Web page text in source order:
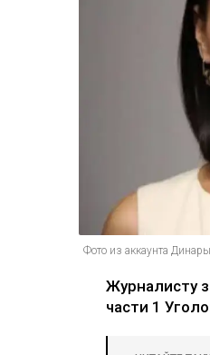
Фото из аккаунта
Журналисту
части 1